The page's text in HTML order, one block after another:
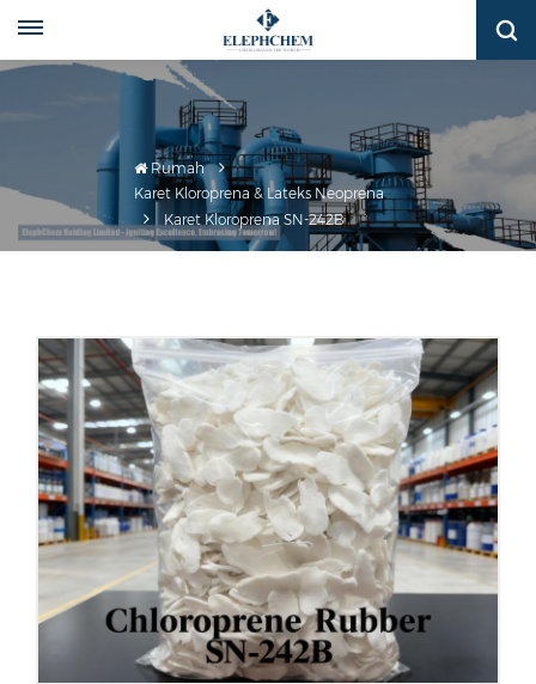
Rumah
Karet Kloroprena & Lateks Neoprena
Karet Kloroprena SN-242B